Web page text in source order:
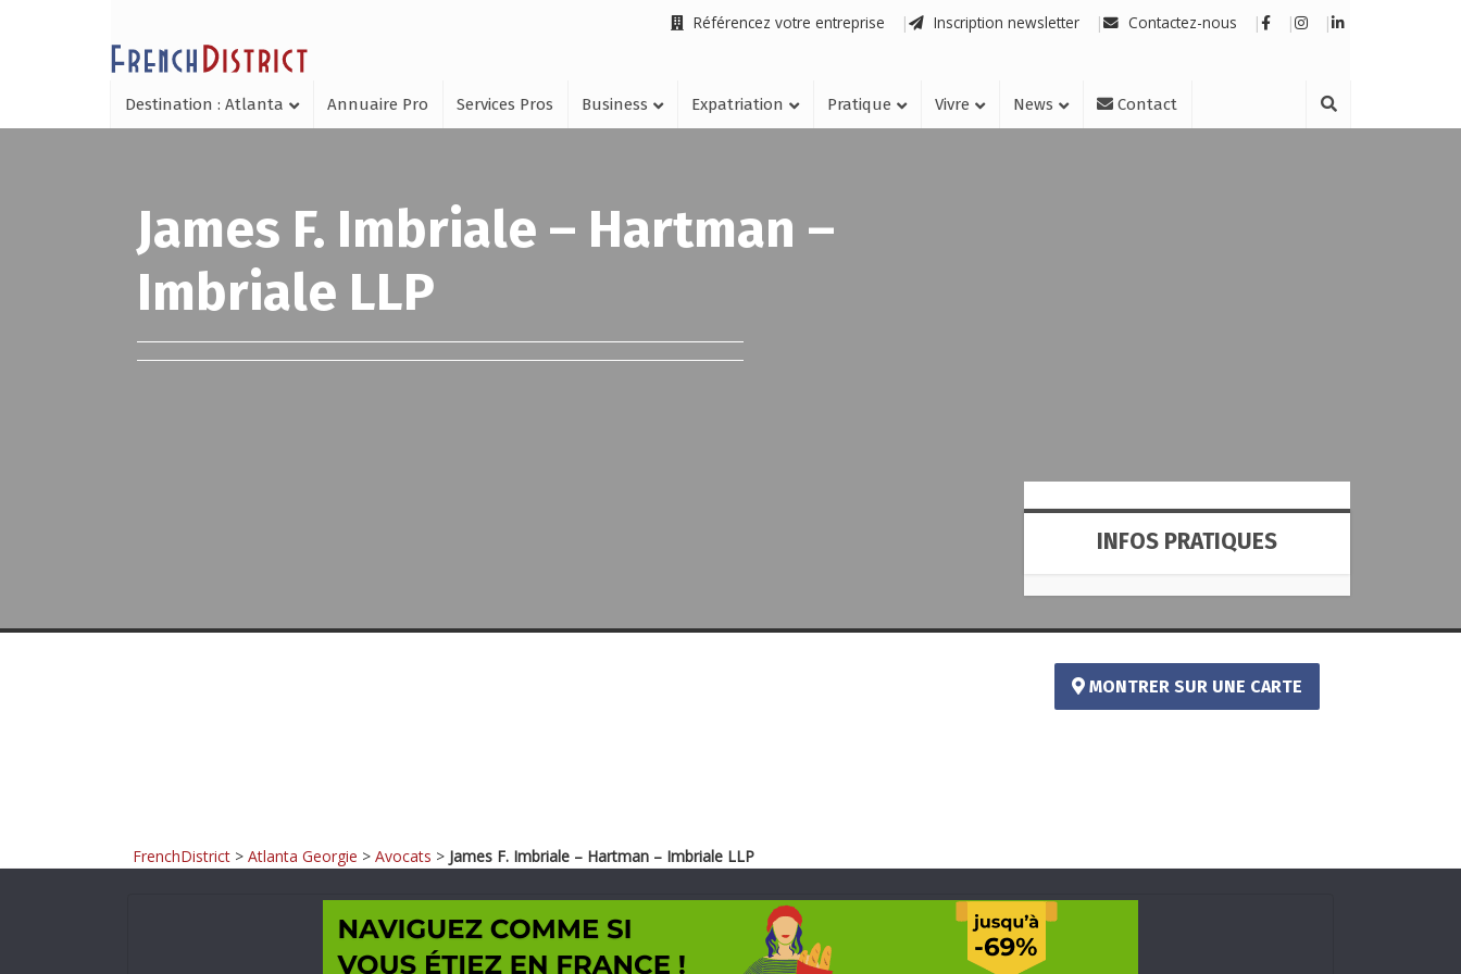
Référencez votre entreprise Inscription newsletter Contactez-nous
Destination : Atlanta Annuaire Pro Services Pros Business Expatriation Pratique Vivre News Contact
James F. Imbriale – Hartman –
Imbriale LLP
INFOS PRATIQUES
MONTRER SUR UNE CARTE
FrenchDistrict > Atlanta Georgie > Avocats > James F. Imbriale – Hartman – Imbriale LLP